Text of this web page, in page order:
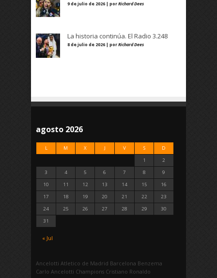
9 de julio de 2026 | porRichard Dees
La historia continúa. El Radio 3.248
8 de julio de 2026 | porRichard Dees
agosto 2026
L M X J V S D
« Jul
1
2
3
4 5 6 7 8
9
10
11 12 13 14 15
16
17
18 19 20 21 22
23
24
25 26 27 28 29
30
31
Ancelotti Atletico de Madrid Barcelona Benzema
Carlo Ancelotti Champions Cristiano Ronaldo